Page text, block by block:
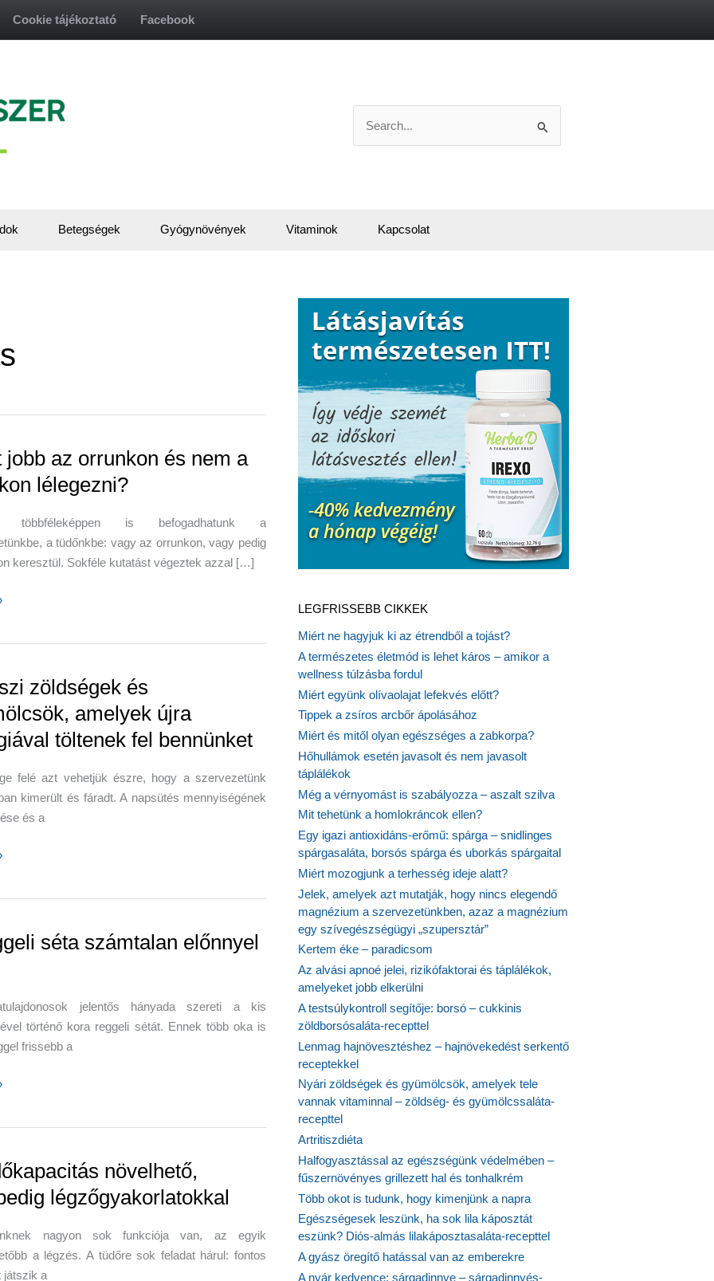
Cookie tájékoztató Facebook
for:
Betegségek Gyógynövények Vitaminok Kapcsolat
jobb az orrunkon és nem a
lélegezni?
többféleképpen is befogadhatunk a
a tüdőnkbe: vagy az orrunkon, vagy pedig
keresztül. Sokféle kutatást végeztek azzal […]
zöldségek és
amelyek újra
töltenek fel bennünket
felé azt vehetjük észre, hogy a szervezetünk
kimerült és fáradt. A napsütés mennyiségének
és a
séta számtalan előnnyel
jelentős hányada szereti a kis
történő kora reggeli sétát. Ennek több oka is
frissebb a
növelhető,
légzőgyakorlatokkal
nagyon sok funkciója van, az egyik
a légzés. A tüdőre sok feladat hárul: fontos
játszik a
LEGFRISSEBB CIKKEK
Miért ne hagyjuk ki az étrendből a tojást?
A természetes életmód is lehet káros – amikor a
wellness túlzásba fordul
Miért együnk olívaolajat lefekvés előtt?
Tippek a zsíros arcbőr ápolásához
Miért és mitől olyan egészséges a zabkorpa?
Hőhullámok esetén javasolt és nem javasolt
táplálékok
Még a vérnyomást is szabályozza – aszalt szilva
Mit tehetünk a homlokráncok ellen?
Egy igazi antioxidáns-erőmű: spárga – snidlinges
spárgasaláta, borsós spárga és uborkás spárgaital
Miért mozogjunk a terhesség ideje alatt?
Jelek, amelyek azt mutatják, hogy nincs elegendő
magnézium a szervezetünkben, azaz a magnézium
egy szívegészségügyi „szupersztár”
Kertem éke – paradicsom
Az alvási apnoé jelei, rizikófaktorai és táplálékok,
amelyeket jobb elkerülni
A testsúlykontroll segítője: borsó – cukkinis
zöldborsósaláta-recepttel
Lenmag hajnövesztéshez – hajnövekedést serkentő
receptekkel
Nyári zöldségek és gyümölcsök, amelyek tele
vannak vitaminnal – zöldség- és gyümölcssaláta-
recepttel
Artritiszdiéta
Halfogyasztással az egészségünk védelmében –
fűszernövényes grillezett hal és tonhalkrém
Több okot is tudunk, hogy kimenjünk a napra
Egészségesek leszünk, ha sok lila káposztát
eszünk? Diós-almás lilakáposztasaláta-recepttel
A gyász öregítő hatással van az emberekre
A nyár kedvence: sárgadinnye – sárgadinnyés-